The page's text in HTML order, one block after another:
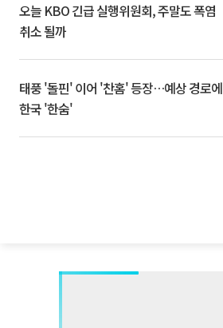
오늘 KBO 긴급 실행위원회, 주말도 폭염
취소 될까
태풍 '돌핀' 이어 '찬홈' 등장…예상 경로에
한국 '한숨'